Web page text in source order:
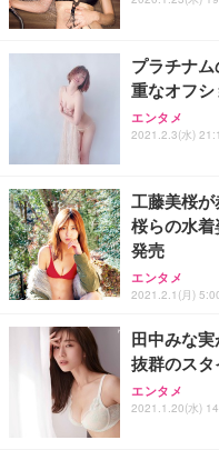
プラチナ
重なオフ
エンタメ
2021.2.3(水)
工藤美桜
桜らの水
発売
エンタメ
2021.2.1(月)
田中みな
抜群のス
エンタメ
2021.1.20(水)